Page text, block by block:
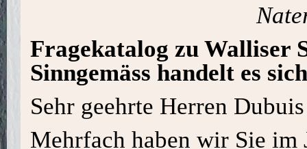
Fragekatalog zu Walliser
Sinngemäss handelt es
Sehr geehrte Herren
Mehrfach haben wir Sie im